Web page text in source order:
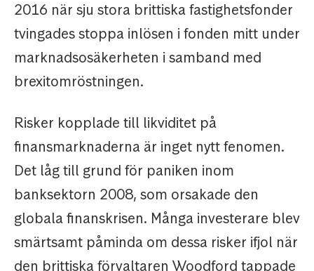
2016 när sju stora brittiska fastighetsfonder
tvingades stoppa inlösen i fonden mitt under
marknadsosäkerheten i samband med
brexitomröstningen.
Risker kopplade till likviditet på
finansmarknaderna är inget nytt fenomen.
Det låg till grund för paniken inom
banksektorn 2008, som orsakade den
globala finanskrisen. Många investerare blev
smärtsamt påminda om dessa risker ifjol när
den brittiska förvaltaren Woodford tappade